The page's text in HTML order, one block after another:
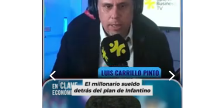
Gestión TV
gestion.pe